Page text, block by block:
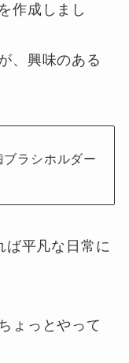
作成しまし
、興味のある
ブラシホルダー
ば平凡な日常に
ょっとやって